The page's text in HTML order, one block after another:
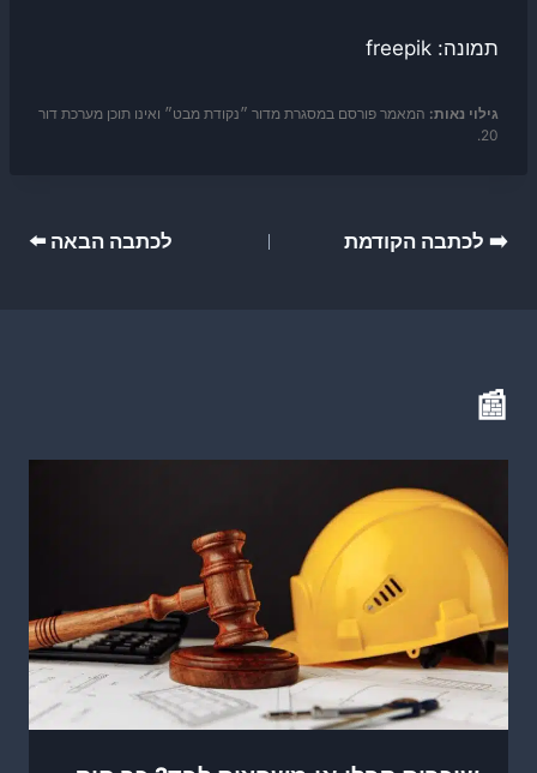
תמונה: freepik
גילוי נאות: המאמר פורסם במסגרת מדור ״נקודת מבט״ ואינו תוכן מערכת דור
20.
ניווט
➡️ לכתבה הקודמת לכתבה הבאה ⬅️
📰